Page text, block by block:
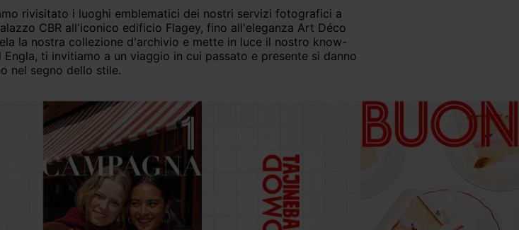
CBR all'iconico edificio Flagey, fino all'eleganza Art Déco
la nostra collezione d'archivio e mette in luce il nostro know-
ti invitiamo a un viaggio in cui passato e presente si danno
nel segno dello stile.